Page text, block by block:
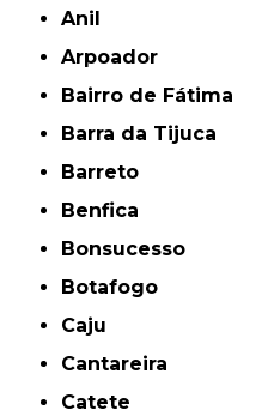
Anil
Arpoador
Bairro de Fátima
Barra da Tijuca
Barreto
Benfica
Bonsucesso
Botafogo
Caju
Cantareira
Catete